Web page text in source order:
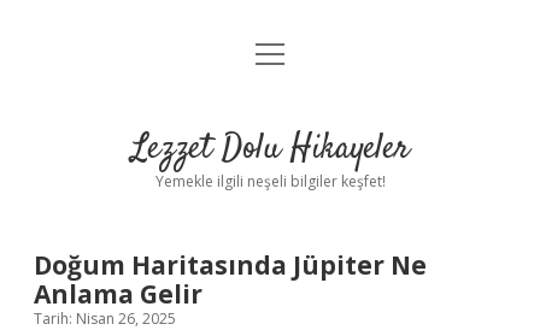
Anasayfa
Yasal Uyarı
menüyü
Lezzet Dolu Hikayeler
Yemekle ilgili neşeli bilgiler keşfet!
Doğum Haritasında Jüpiter Ne
Anlama Gelir
Tarih: Nisan 26, 2025